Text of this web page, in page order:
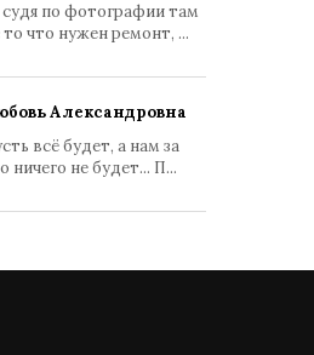
по фотографии там
то что нужен ремонт, ...
Александровна
всё будет, а нам за
ничего не будет... П...